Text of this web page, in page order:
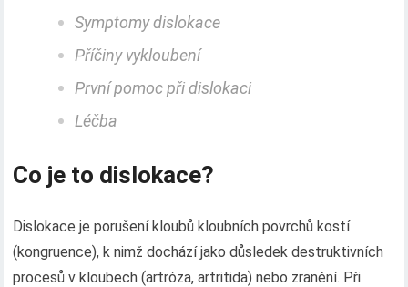
Symptomy dislokace
Příčiny vykloubení
První pomoc při dislokaci
Léčba
Co je to dislokace?
Dislokace je porušení kloubů kloubních povrchů kostí
(kongruence), k nimž dochází jako důsledek destruktivních
procesů v kloubech (artróza, artritida) nebo zranění. Při